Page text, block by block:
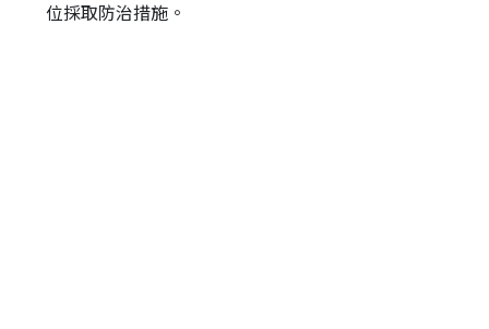
位採取防治措施。